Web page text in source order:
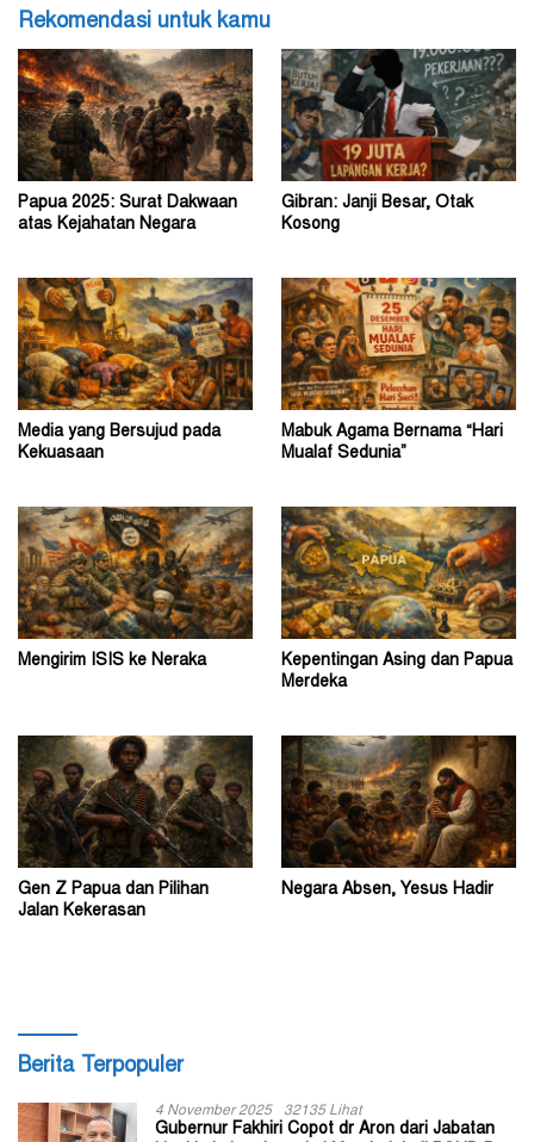
Rekomendasi untuk kamu
Papua 2025: Surat Dakwaan
atas Kejahatan Negara
Gibran: Janji Besar, Otak
Kosong
Media yang Bersujud pada
Kekuasaan
Mabuk Agama Bernama “Hari
Mualaf Sedunia”
Mengirim ISIS ke Neraka
Kepentingan Asing dan Papua
Merdeka
Gen Z Papua dan Pilihan
Jalan Kekerasan
Negara Absen, Yesus Hadir
Berita Terpopuler
4 November 2025 32135 Lihat
Gubernur Fakhiri Copot dr Aron dari Jabatan